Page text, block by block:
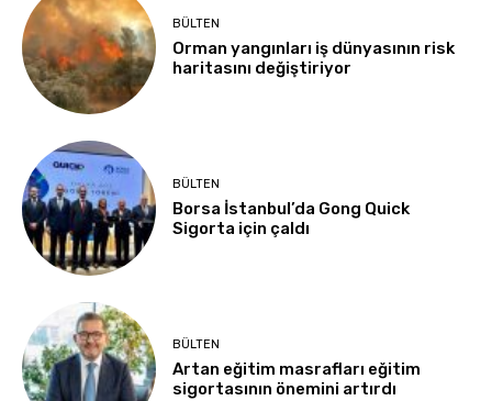
BÜLTEN
Orman yangınları iş dünyasının risk
haritasını değiştiriyor
BÜLTEN
Borsa İstanbul’da Gong Quick
Sigorta için çaldı
BÜLTEN
Artan eğitim masrafları eğitim
sigortasının önemini artırdı